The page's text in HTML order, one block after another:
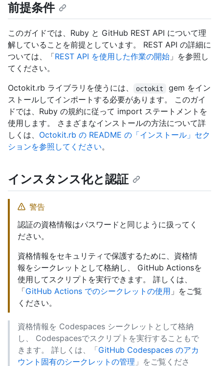
前提条件
このガイドでは、Ruby と GitHub REST API について理
解していることを前提としています。 REST API の詳細に
ついては、「REST API を使用した作業の開始 」を参照し
てください。
Octokit.rb ライブラリを使うには、
octokit
gem をイン
ストールしてインポートする必要があります。 このガイ
ドでは、Ruby の規約に従って import ステートメントを
使用します。 さまざまなインストールの方法について詳
しくは、 Octokit.rb の README の「インストール」セク
ションを参照してください。
インスタンス化と認証
警告
認証の資格情報はパスワードと同じように扱ってく
ださい。
資格情報をセキュリティで保護するために、資格情
報をシークレットとして格納し、 GitHub Actionsを
使用してスクリプトを実行できます。 詳しくは、
「GitHub Actions でのシークレットの使用 」をご覧
ください。
資格情報を Codespaces シークレットとして格納
し、 Codespacesでスクリプトを実行することもで
きます。 詳しくは、「GitHub Codespaces のアカ
ウント固有のシークレットの管理 」をご覧くださ